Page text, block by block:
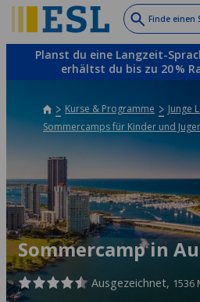
to
main
Finde einen
Planst du eine Langzeit-
erhältst du bis zu 20 %
Kurse & Programme
Junge
Sommercamps für Kinder und
Sommercamp in
Ausgezeichnet, 1536